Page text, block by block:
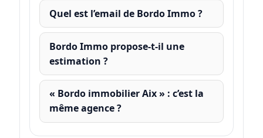
Quel est l’email de Bordo Immo ?
Bordo Immo propose-t-il une
estimation ?
« Bordo immobilier Aix » : c’est la
même agence ?